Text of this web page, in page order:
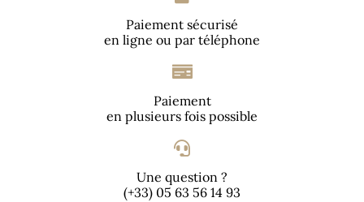
Paiement sécurisé
en ligne ou par téléphone
Paiement
en plusieurs fois possible
Une question ?
(+33) 05 63 56 14 93